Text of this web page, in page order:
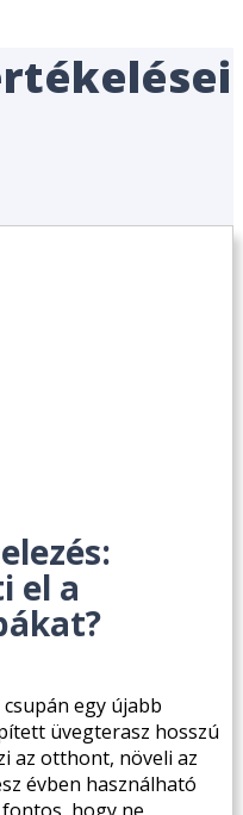
el a
egy újabb
üvegterasz hosszú
az otthont, növeli az
évben használható